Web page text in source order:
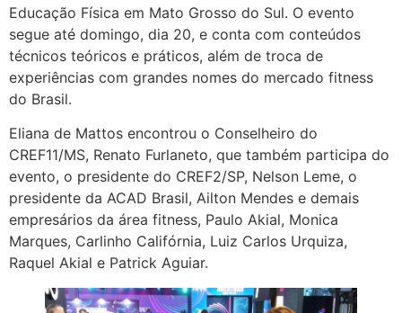
Educação Física em Mato Grosso do Sul. O evento
segue até domingo, dia 20, e conta com conteúdos
técnicos teóricos e práticos, além de troca de
experiências com grandes nomes do mercado fitness
do Brasil.
Eliana de Mattos encontrou o Conselheiro do
CREF11/MS, Renato Furlaneto, que também participa do
evento, o presidente do CREF2/SP, Nelson Leme, o
presidente da ACAD Brasil, Ailton Mendes e demais
empresários da área fitness, Paulo Akial, Monica
Marques, Carlinho Califórnia, Luiz Carlos Urquiza,
Raquel Akial e Patrick Aguiar.